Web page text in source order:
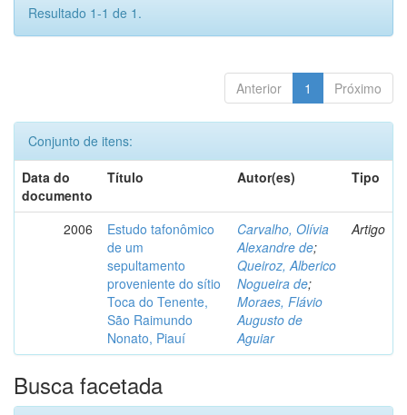
Resultado 1-1 de 1.
Anterior 1 Próximo
Conjunto de itens:
Data do
documento
Título Autor(es) Tipo
2006
Estudo tafonômico
de um
sepultamento
proveniente do sítio
Toca do Tenente,
São Raimundo
Nonato, Piauí
Carvalho, Olívia
Alexandre de;
Queiroz, Alberico
Nogueira de;
Moraes, Flávio
Augusto de
Aguiar
Artigo
Busca facetada